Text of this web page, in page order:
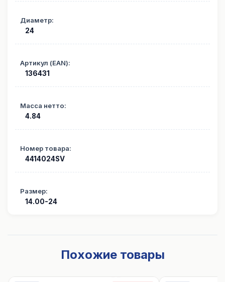
Диаметр:
24
Артикул (EAN):
136431
Масса нетто:
4.84
Номер товара:
4414024SV
Размер:
14.00-24
Похожие товары